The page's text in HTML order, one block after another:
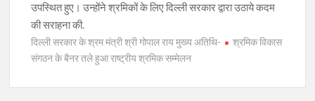
उपस्थित हुए। उन्होंने श्रमिकों के लिए दिल्ली सरकार द्वारा उठाये कदम
की सराहना की.
दिल्ली सरकार के श्रम मंत्री श्री गोपाल राय मुख्य अतिथि-
श्रमिक विकास
संगठन के बैनर तले हुआ राष्ट्रीय श्रमिक सम्मेलन